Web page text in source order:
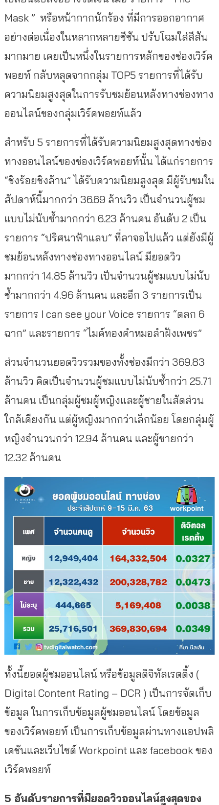
Mask ” หรือหน้ากากนักร้อง ที่มีการออกอากาศ
อย่างต่อเนื่องในหลากหลายซีซัน ปรับโฉมใส่สีสัน
มากมาย เคยเป็นหนึ่งในรายการหลักของช่องเวิร์ค
พอยท์ กลับหลุดจากกลุ่ม TOP5 รายการที่ได้รับ
ความนิยมสูงสุดในการรับชมย้อนหลังทางช่องทาง
ออนไลน์ของกลุ่มเวิร์คพอยท์แล้ว
สำหรับ 5 รายการที่ได้รับความนิยมสูงสุดทางช่อง
ทางออนไลน์ของช่องเวิร์คพอยท์นั้น ได้แก่รายการ
“ชิงร้อยชิงล้าน” ได้รับความนิยมสูงสุด มีผู้รับชมใน
สัปดาห์นี้มากกว่า 36.69 ล้านวิว เป็นจำนวนผู้ชม
แบบไม่นับซ้ำมากกว่า 6.23 ล้านคน อันดับ 2 เป็น
รายการ “ปริศนาฟ้าแลบ” ที่ลาจอไปแล้ว แต่ยังมีผู้
ชมย้อนหลังทางช่องทางออนไลน์ มียอดวิว
มากกว่า 14.85 ล้านวิว เป็นจำนวนผู้ชมแบบไม่นับ
ซ้ำมากกว่า 4.96 ล้านคน และอีก 3 รายการเป็น
รายการ I can see your Voice รายการ “ตลก 6
ฉาก” และรายการ “ไมค์ทองคำหมอลำฝังเพชร”
ส่วนจำนวนยอดวิวรวมของทั้งช่องมีกว่า 369.83
ล้านวิว คิดเป็นจำนวนผู้ชมแบบไม่นับซ้ำกว่า 25.71
ล้านคน เป็นกลุ่มผู้ชมผู้หญิงและผู้ชายในสัดส่วน
ใกล้เคียงกัน แต่ผู้หญิงมากกว่าเล็กน้อย โดยกลุ่มผู้
หญิงจำนวนกว่า 12.94 ล้านคน และผู้ชายกว่า
12.32 ล้านคน
ทั้งนี้ยอดผู้ชมออนไลน์ หรือข้อมูลดิจิทัลเรตติ้ง (
Digital Content Rating – DCR ) เป็นการจัดเก็บ
ข้อมูล ในการเก็บข้อมูลผู้ชมออนไลน์ โดยข้อมูล
ของเวิร์คพอยท์ เป็นการเก็บข้อมูลผ่านทางแอปพลิ
เคชันและเว็บไซต์ Workpoint และ facebook ของ
เวิร์คพอยท์
5 อันดับรายการที่มียอดวิวออนไลน์สูงสุดของ